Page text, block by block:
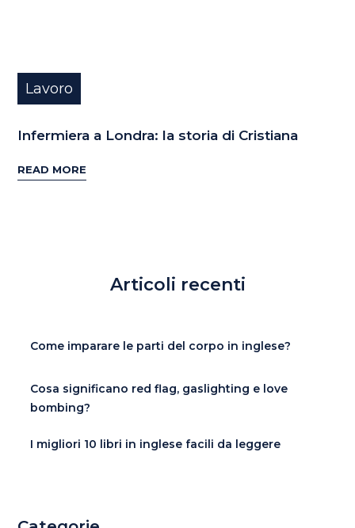
Lavoro
Infermiera a Londra: la storia di Cristiana
READ MORE
Articoli recenti
Come imparare le parti del corpo in inglese?
Cosa significano red flag, gaslighting e love
bombing?
I migliori 10 libri in inglese facili da leggere